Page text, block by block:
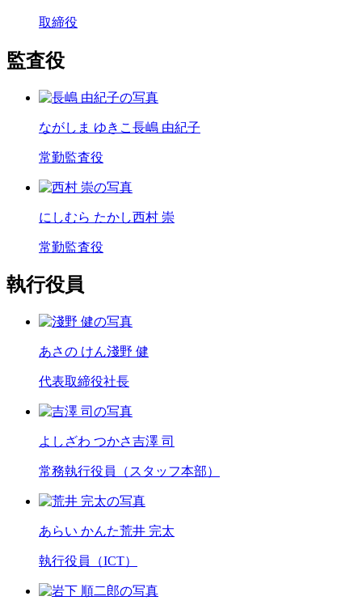
取締役
監査役
ながしま ゆきこ 長嶋 由紀子
常勤監査役
にしむら たかし西村 崇
常勤監査役
執行役員
あさの けん淺野 健
代表取締役社長
よしざわ つかさ吉澤 司
常務執行役員（スタッフ本部）
あらい かんた荒井 完太
執行役員（ICT）